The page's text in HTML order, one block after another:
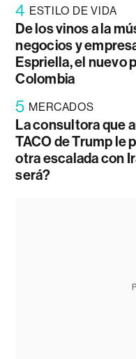
4 ESTILO DE VIDA
De los vinos a la
negocios y
Espriella, el nuevo
Colombia
5 MERCADOS
La consultora que
TACO de Trump le
otra escalada con
será?